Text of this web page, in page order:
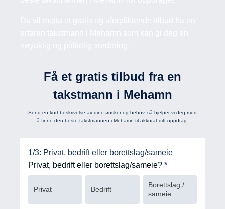
Få et gratis tilbud fra en
takstmann i Mehamn
Send en kort beskrivelse av dine ønsker og behov, så hjelper vi deg med
å finne den beste takstmannen i Mehamn til akkurat ditt oppdrag.
hero
1/3: Privat, bedrift eller borettslag/sameie
Privat, bedrift eller borettslag/sameie? *
Privat Bedrift
Borettslag /
sameie